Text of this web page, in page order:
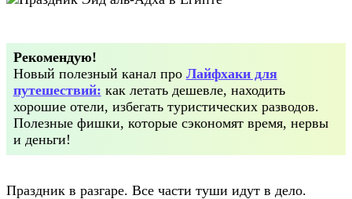
Рекомендую!
Новый полезный канал про Лайфхаки для
путешествий: как летать дешевле, находить
хорошие отели, избегать туристических разводов.
Полезные фишки, которые сэкономят время, нервы
и деньги!
Праздник в разгаре. Все части туши идут в дело.